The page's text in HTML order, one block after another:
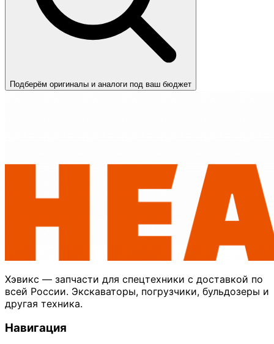
Подберём оригиналы и аналоги под ваш бюджет
Хэвикс — запчасти для спецтехники с доставкой по
всей России. Экскаваторы, погрузчики, бульдозеры и
другая техника.
Навигация